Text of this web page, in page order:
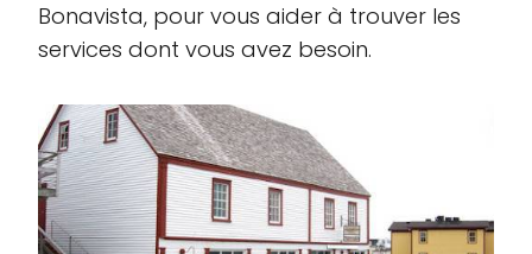
Bonavista, pour vous aider à trouver les
services dont vous avez besoin.